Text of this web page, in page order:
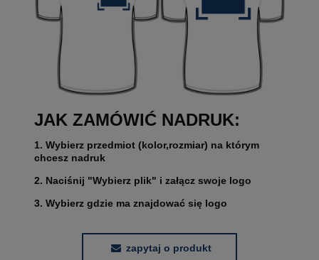
JAK ZAMÓWIĆ NADRUK:
1. Wybierz przedmiot (kolor,rozmiar) na którym
chcesz nadruk
2. Naciśnij "Wybierz plik" i załącz swoje logo
3. Wybierz gdzie ma znajdować się logo
zapytaj o produkt